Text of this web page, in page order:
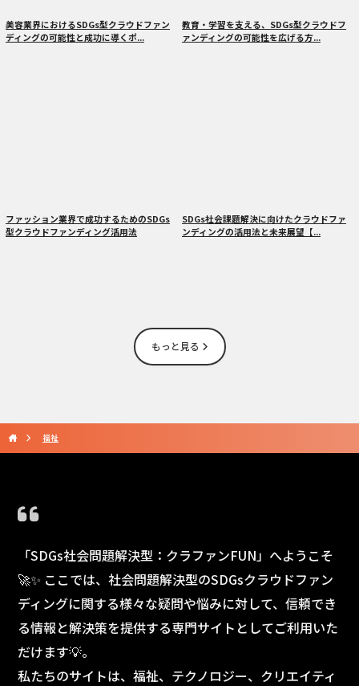
美容業界におけるSDGs型クラウドファン
ディングの可能性と成功に導くポ...
教育・学習を支える、SDGs型クラウドフ
ァンディングの可能性を広げる方...
ファッション業界で成功するためのSDGs
型クラウドファンディング活用法
SDGs社会課題解決に向けたクラウドファ
ンディングの活用法と未来展望【...
もっと見る
福祉
「SDGs社会問題解決型：クラファンFUN」へようこそ
🚀✨ ここでは、社会問題解決型のSDGsクラウドファン
ディングに関する様々な疑問や悩みに対して、信頼でき
る情報と解決策を提供する専門サイトとしてご利用いた
だけます💡。
私たちのサイトは、福祉、テクノロジー、クリエイティ